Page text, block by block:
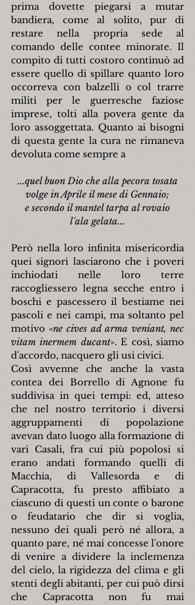
prima dovette piegarsi a mutar
bandiera, come al solito, pur di
restare nella propria sede al
comando delle contee minorate. Il
compito di tutti costoro continuò ad
essere quello di spillare quanto loro
occorreva con balzelli o col trarre
militi per le guerresche faziose
imprese, tolti alla povera gente da
loro assoggettata. Quanto ai bisogni
di questa gente la cura ne rimaneva
devoluta come sempre a
...quel buon Dio che alla pecora tosata
volge in Aprile il mese di Gennaio;
e secondo il mantel tarpa al rovaio
l'ala gelata...
Però nella loro infinita misericordia
quei signori lasciarono che i poveri
inchiodati nelle loro terre
raccogliessero legna secche entro i
boschi e pascessero il bestiame nei
pascoli e nei campi, ma soltanto pel
motivo «ne cives ad arma veniant, nec
vitam inermem ducant». E così, siamo
d'accordo, nacquero gli usi civici.
Così avvenne che anche la vasta
contea dei Borrello di Agnone fu
suddivisa in quei tempi: ed, atteso
che nel nostro territorio i diversi
aggruppamenti di popolazione
avevan dato luogo alla formazione di
vari Casali, fra cui più popolosi si
erano andati formando quelli di
Macchia, di Vallesorda e di
Capracotta, fu presto affibiato a
ciascuno di questi un conte o barone
o feudatario che dir si voglia,
nessuno dei quali però né allora, a
quanto pare, né mai concesse l'onore
di venire a dividere la inclemenza
del cielo, la rigidezza del clima e gli
stenti degli abitanti, per cui può dirsi
che Capracotta non fu mai